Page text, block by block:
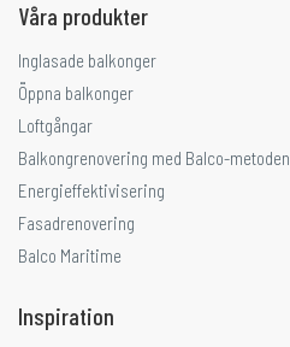
Våra produkter
Inglasade balkonger
Öppna balkonger
Loftgångar
Balkongrenovering med Balco-metoden
Energieffektivisering
Fasadrenovering
Balco Maritime
Inspiration